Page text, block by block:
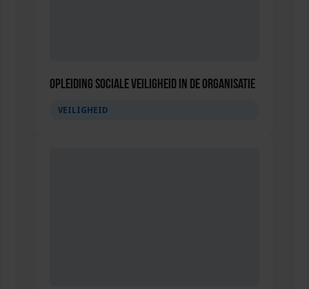
Opleiding Sociale Veiligheid in de Organisatie
VEILIGHEID